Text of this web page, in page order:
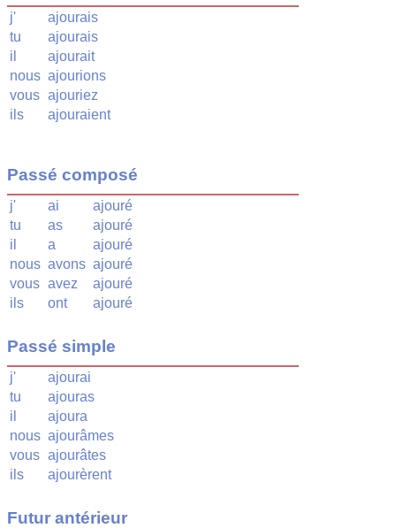
j'
ajourais
tu
ajourais
il
ajourait
nous ajourions
vous ajouriez
ils
ajouraient
Passé composé
j' ai
ajouré
tu
as
ajouré
il
a
ajouré
nous avons ajouré
vous avez
ajouré
ils
ont ajouré
Passé simple
j'
ajourai
tu
ajouras
il
ajoura
nous ajourâmes
vous ajourâtes
ils
ajourèrent
Futur antérieur